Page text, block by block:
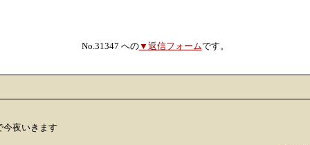
No.31347 への▼返信フォームです。
今夜いきます